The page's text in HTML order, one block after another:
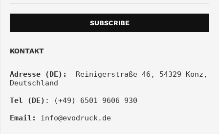
KONTAKT
Adresse (DE):
Reinigerstraße 46, 54329 Konz,
Deutschland
Tel (DE) : (+49) 6501 9606 930
Email:
info@evodruck.de